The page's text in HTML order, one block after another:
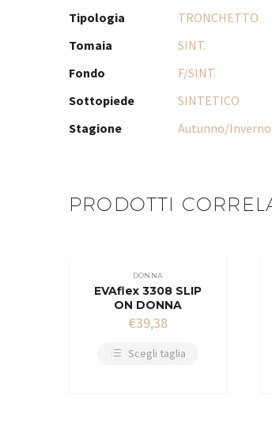
Tipologia
TRONCHETTO
Tomaia
SINT.
Fondo
F/SINT.
Sottopiede
SINTETICO
Stagione
Autunno/Inverno
PRODOTTI
DONNA
EVAflex 3308 SLIP
ON DONNA
€39,38
Scegli taglia